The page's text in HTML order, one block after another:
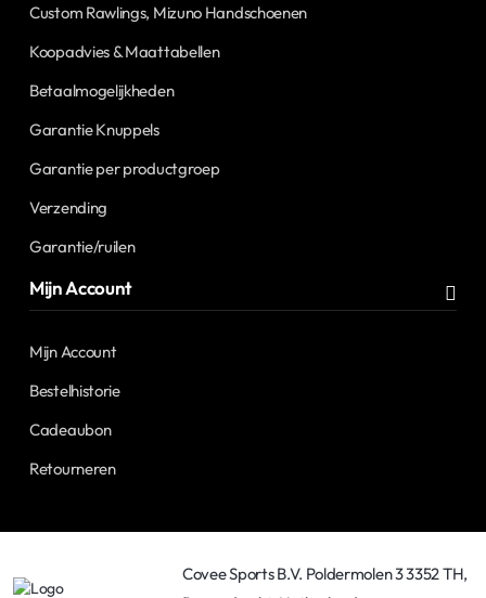
Custom Rawlings, Mizuno Handschoenen
Koopadvies & Maattabellen
Betaalmogelijkheden
Garantie Knuppels
Garantie per productgroep
Verzending
Garantie/ruilen
Mijn Account
Mijn Account
Bestelhistorie
Cadeaubon
Retourneren
Covee Sports B.V. Poldermolen 3 3352 TH,